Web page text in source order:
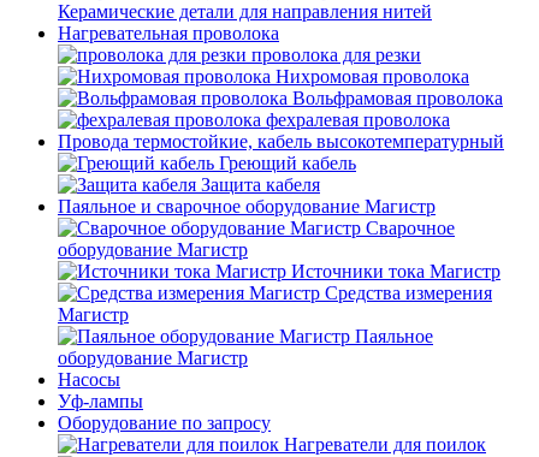
Керамические детали для направления нитей
Нагревательная проволока
проволока для резки
Нихромовая проволока
Вольфрамовая проволока
фехралевая проволока
Провода термостойкие, кабель высокотемпературный
Греющий кабель
Защита кабеля
Паяльное и сварочное оборудование Магистр
Сварочное
оборудование Магистр
Источники тока Магистр
Средства измерения
Магистр
Паяльное
оборудование Магистр
Насосы
Уф-лампы
Оборудование по запросу
Нагреватели для поилок